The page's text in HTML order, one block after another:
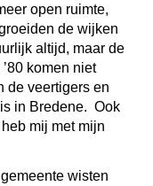
open ruimte,
de wijken
altijd, maar de
komen niet
de veertigers en
in Bredene. Ook
mij met mijn
wisten